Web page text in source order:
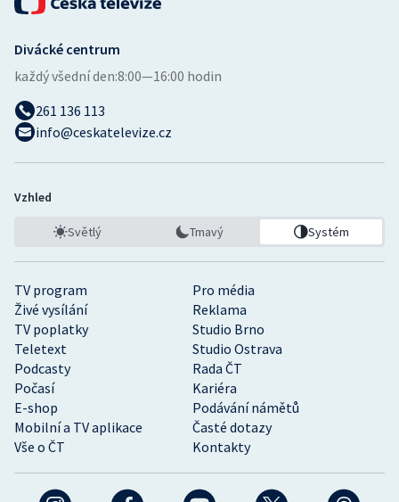
TV program
Pro média
Živé vysílání
Reklama
TV poplatky
Studio Brno
Teletext
Studio Ostrava
Podcasty
Rada ČT
Počasí
Kariéra
E-shop
Podávání námětů
Mobilní a TV aplikace
Časté dotazy
Vše o ČT
Kontakty
Divácké centrum
každý všední den:8:00—16:00 hodin
261 136 113
info@ceskatelevize.cz
Vzhled
Světlý Tmavý Systém